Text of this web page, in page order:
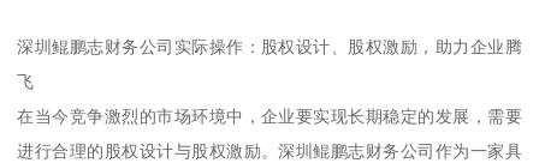
深圳鲲鹏志财务公司实际操作：股权设计、股权激励，助力企业腾
飞
在当今竞争激烈的市场环境中，企业要实现长期稳定的发展，需要
进行合理的股权设计与股权激励。深圳鲲鹏志财务公司作为一家具